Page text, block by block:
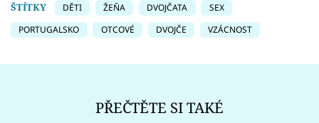
ŠTÍTKY
DĚTI ŽEŇA DVOJČATA
SEX
PORTUGALSKO
OTCOVÉ DVOJČE VZÁCNOST
PŘEČTĚTE SI TAKÉ